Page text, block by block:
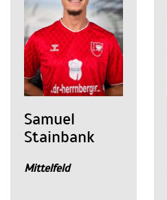
Samuel
Stainbank
Mittelfeld